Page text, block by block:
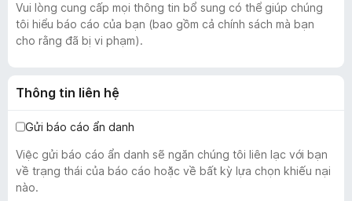
Vui lòng cung cấp mọi thông tin bổ sung có thể giúp chúng
tôi hiểu báo cáo của bạn (bao gồm cả chính sách mà bạn
cho rằng đã bị vi phạm).
Thông tin liên hệ
Gửi báo cáo ẩn danh
Việc gửi báo cáo ẩn danh sẽ ngăn chúng tôi liên lạc với bạn
về trạng thái của báo cáo hoặc về bất kỳ lựa chọn khiếu nại
nào.